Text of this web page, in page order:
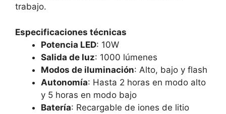
trabajo.
Especificaciones técnicas
Potencia LED: 10W
Salida de luz: 1000 lúmenes
Modos de iluminación: Alto, bajo y flash
Autonomía: Hasta 2 horas en modo alto
y 5 horas en modo bajo
Batería: Recargable de iones de litio